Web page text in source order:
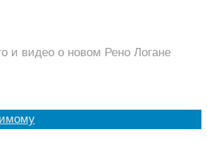
и видео о новом Рено Логане